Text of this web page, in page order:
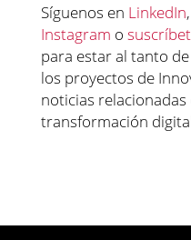
Síguenos en LinkedIn,
Instagram o
para estar al tanto
los proyectos de
noticias
transformación